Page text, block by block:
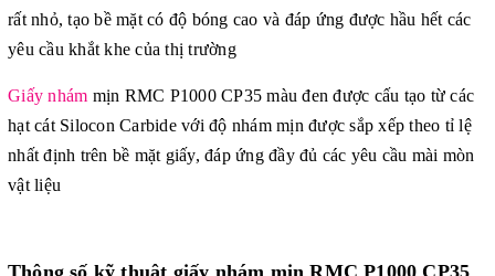
rất nhỏ, tạo bề mặt có độ bóng cao và đáp ứng được hầu hết các
yêu cầu khắt khe của thị trường
Giấy nhám mịn RMC P1000 CP35 màu đen được cấu tạo từ các
hạt cát Silocon Carbide với độ nhám mịn được sắp xếp theo tỉ lệ
nhất định trên bề mặt giấy, đáp ứng đầy đủ các yêu cầu mài mòn
vật liệu
Thông số kỹ thuật giấy nhám mịn RMC P1000 CP35